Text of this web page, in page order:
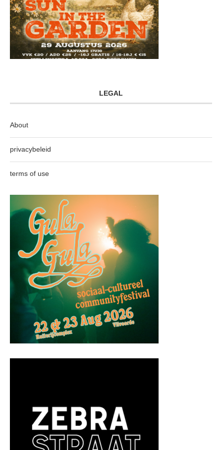
LEGAL
About
privacybeleid
terms of use